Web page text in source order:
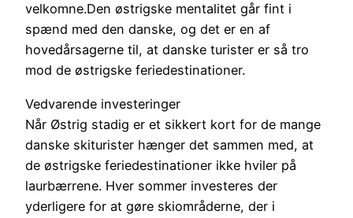
velkomne.Den østrigske mentalitet går fint i
spænd med den danske, og det er en af
hovedårsagerne til, at danske turister er så tro
mod de østrigske feriedestinationer.
Vedvarende investeringer
Når Østrig stadig er et sikkert kort for de mange
danske skiturister hænger det sammen med, at
de østrigske feriedestinationer ikke hviler på
laurbærrene. Hver sommer investeres der
yderligere for at gøre skiområderne, der i